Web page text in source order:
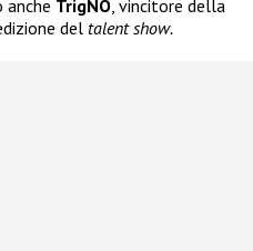
TrigNO, vincitore della
del talent show.